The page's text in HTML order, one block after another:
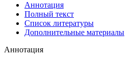
Аннотация
Полный текст
Список литературы
Дополнительные материалы
Аннотация